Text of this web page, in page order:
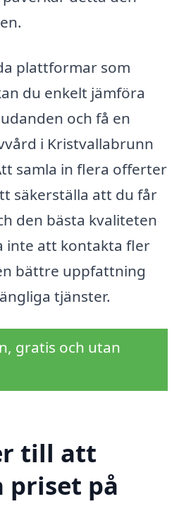
plattformar som
du enkelt jämföra
och få en
i Kristvallabrunn
samla in flera offerter
säkerställa att du får
den bästa kvaliteten
inte att kontakta fler
bättre uppfattning
tjänster.
gratis och utan
till att
priset på